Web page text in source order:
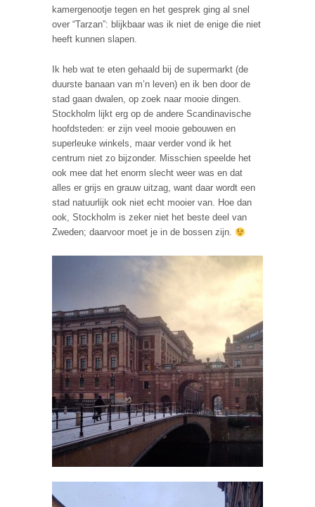
kamergenootje tegen en het gesprek ging al snel
over “Tarzan”: blijkbaar was ik niet de enige die niet
heeft kunnen slapen.
Ik heb wat te eten gehaald bij de supermarkt (de
duurste banaan van m’n leven) en ik ben door de
stad gaan dwalen, op zoek naar mooie dingen.
Stockholm lijkt erg op de andere Scandinavische
hoofdsteden: er zijn veel mooie gebouwen en
superleuke winkels, maar verder vond ik het
centrum niet zo bijzonder. Misschien speelde het
ook mee dat het enorm slecht weer was en dat
alles er grijs en grauw uitzag, want daar wordt een
stad natuurlijk ook niet echt mooier van. Hoe dan
ook, Stockholm is zeker niet het beste deel van
Zweden; daarvoor moet je in de bossen zijn.